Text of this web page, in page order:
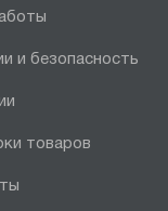
и безопасность
товаров